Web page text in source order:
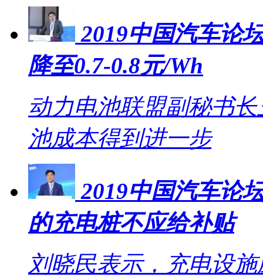
2019中国汽车论
降至0.7-0.8元/Wh
动力电池联盟副秘书
池成本得到进一步
2019中国汽车论
的充电桩不应给补贴
刘晓民表示，充电设